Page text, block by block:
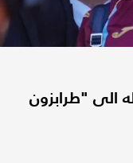
الى "طرابزون